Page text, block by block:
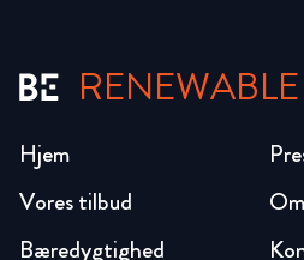
RENEWABLE
Hjem
Vores tilbud
Bæredygtighed